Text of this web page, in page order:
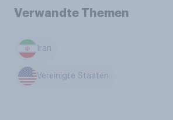
Verwandte Themen
Iran
Vereinigte Staaten